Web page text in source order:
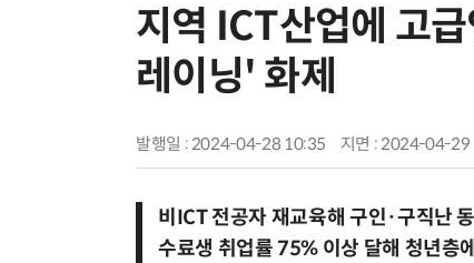
지역 ICT산업에 고
레이닝' 화제
발행일 : 2024-04-28 10:35 지면 :2024-04-29
비ICT 전공자 재교육해 구인·구직난
수료생 취업률 75% 이상 달해 청년층